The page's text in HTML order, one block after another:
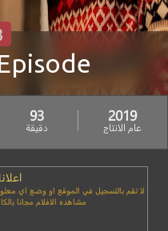
2019
عام الانتاج
93
دقيقة
لا تقم بالتسجيل في الموقع او وضع اي
مشاهده الافلام مجانا